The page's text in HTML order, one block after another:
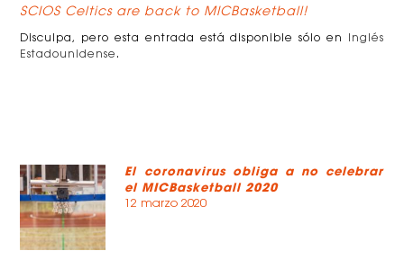
SCIOS Celtics are back to MICBasketball!
Disculpa, pero esta entrada está disponible sólo en
Inglés
Estadounidense .
El coronavirus obliga a no celebrar
el MICBasketball 2020
12 marzo 2020